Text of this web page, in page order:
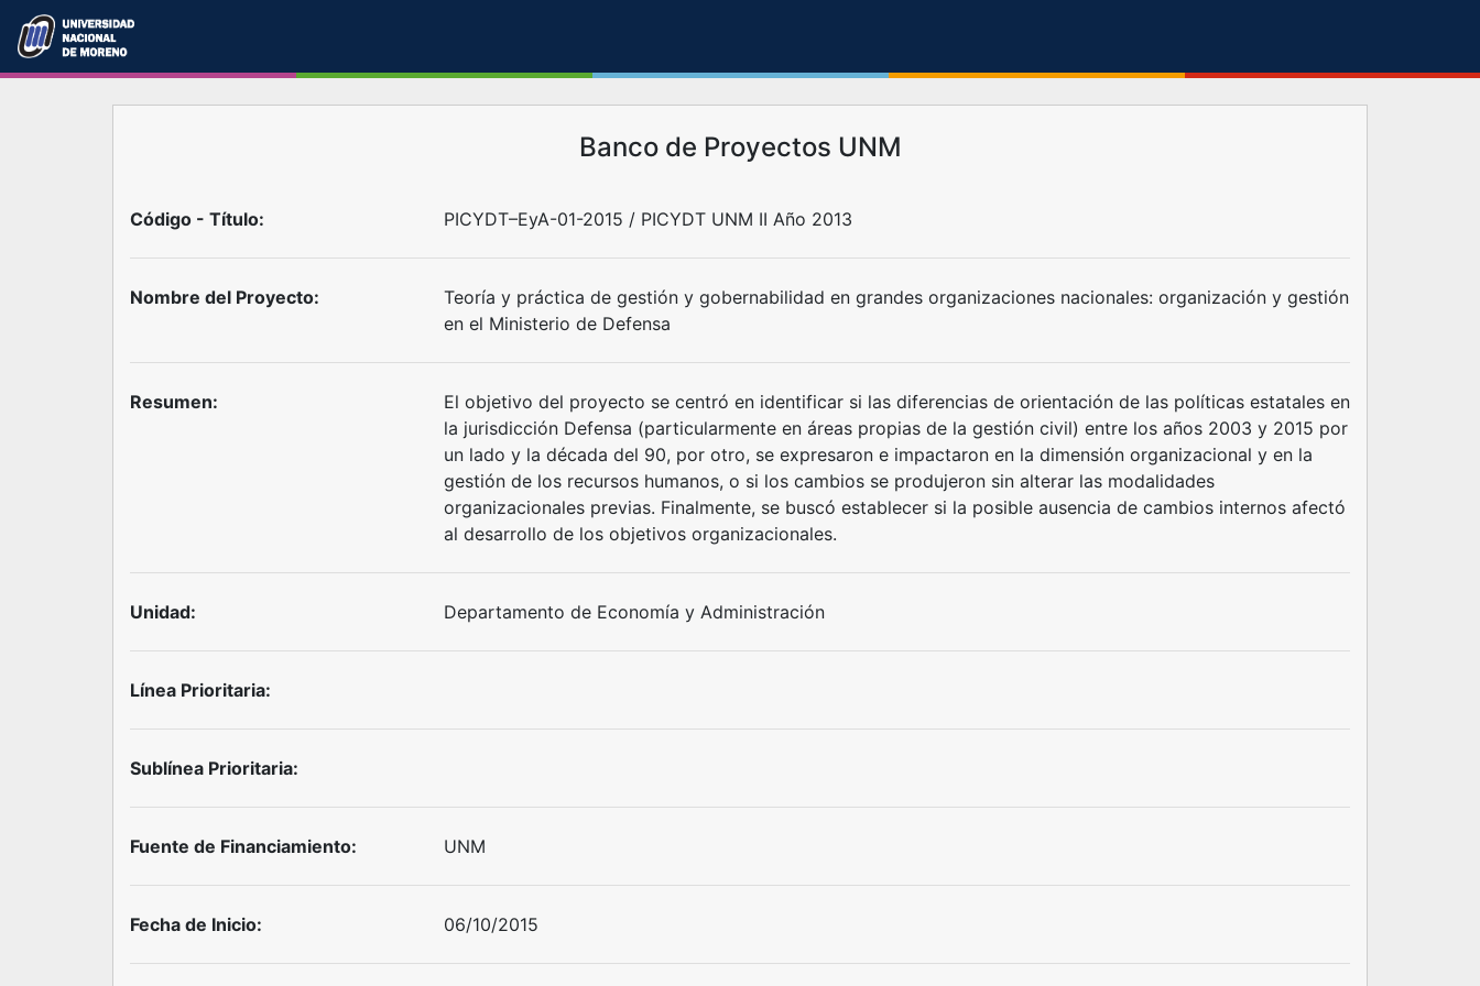
Banco de Proyectos UNM
Código - Título: PICYDT–EyA-01-2015 / PICYDT UNM II Año 2013
Nombre del Proyecto:
Teoría y práctica de gestión y gobernabilidad en grandes organizaciones nacionales: organización y gestión
en el Ministerio de Defensa
Resumen:
El objetivo del proyecto se centró en identificar si las diferencias de orientación de las políticas estatales en
la jurisdicción Defensa (particularmente en áreas propias de la gestión civil) entre los años 2003 y 2015 por
un lado y la década del 90, por otro, se expresaron e impactaron en la dimensión organizacional y en la
gestión de los recursos humanos, o si los cambios se produjeron sin alterar las modalidades
organizacionales previas. Finalmente, se buscó establecer si la posible ausencia de cambios internos afectó
al desarrollo de los objetivos organizacionales.
Unidad: Departamento de Economía y Administración
Línea Prioritaria:
Sublínea Prioritaria:
Fuente de Financiamiento: UNM
Fecha de Inicio: 06/10/2015